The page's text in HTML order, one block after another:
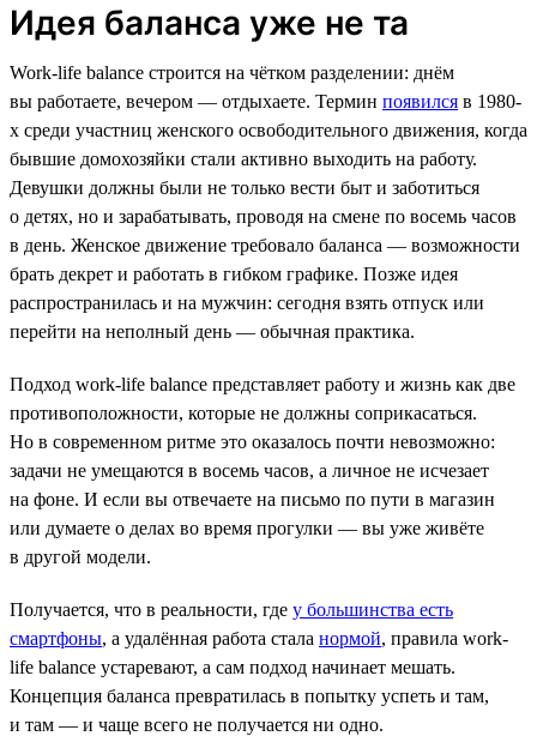
Идея баланса уже не та
Work-life balance строится на чётком разделении: днём
вы работаете, вечером — отдыхаете. Термин появился в 1980-
х среди участниц женского освободительного движения, когда
бывшие домохозяйки стали активно выходить на работу.
Девушки должны были не только вести быт и заботиться
о детях, но и зарабатывать, проводя на смене по восемь часов
в день. Женское движение требовало баланса — возможности
брать декрет и работать в гибком графике. Позже идея
распространилась и на мужчин: сегодня взять отпуск или
перейти на неполный день — обычная практика.
Подход work-life balance представляет работу и жизнь как две
противоположности, которые не должны соприкасаться.
Но в современном ритме это оказалось почти невозможно:
задачи не умещаются в восемь часов, а личное не исчезает
на фоне. И если вы отвечаете на письмо по пути в магазин
или думаете о делах во время прогулки — вы уже живёте
в другой модели.
Получается, что в реальности, где у большинства есть
смартфоны, а удалённая работа стала нормой, правила work-
life balance устаревают, а сам подход начинает мешать.
Концепция баланса превратилась в попытку успеть и там,
и там — и чаще всего не получается ни одно.